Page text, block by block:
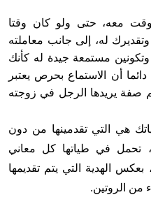
معه، حتى ولو كان وقتا
له، إلى جانب معاملته
مستمعة جيدة له كأنك
أن الاستماع بحرص يعتبر
صفة يريدها الرجل في زوجته
هي التي تقدمينها من دون
تحمل في طياتها كل معاني
بعكس الهدية التي يتم تقديمها
من الروتين.